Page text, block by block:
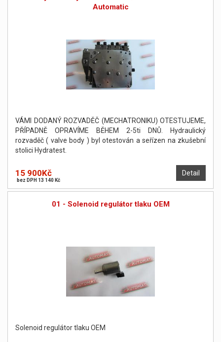
Automatic
VÁMI DODANÝ ROZVADĚČ (MECHATRONIKU) OTESTUJEME,
PŘÍPADNĚ OPRAVÍME BĚHEM 2-5ti DNŮ. Hydraulický
rozvaděč ( valve body ) byl otestován a seřízen na zkušební
stolici Hydratest.
Detail
15 900Kč
bez DPH 13 140 Kč
01 - Solenoid regulátor tlaku OEM
Solenoid regulátor tlaku OEM